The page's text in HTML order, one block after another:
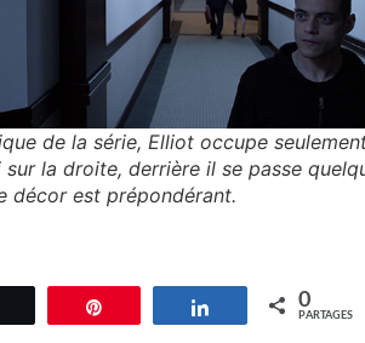
de la série, Elliot occupe
sur la droite, derrière il se passe
décor est prépondérant.
Partagez 0
PARTAGES